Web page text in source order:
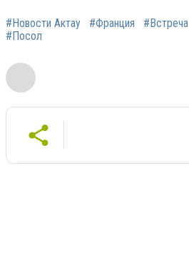
#Новости Актау #Франция #Встреча
#Посол